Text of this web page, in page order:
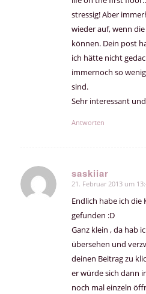
stressig! Aber
wieder auf, wenn die
können. Dein post
ich hätte nicht
immernoch so
sind.
Sehr interessant
Antworten
saskiiar
sagte:
21. Februar 2013 um
Endlich habe ich
gefunden :D
Ganz klein , da hab
übersehen und
deinen Beitrag zu
er würde sich dann
noch mal einzeln